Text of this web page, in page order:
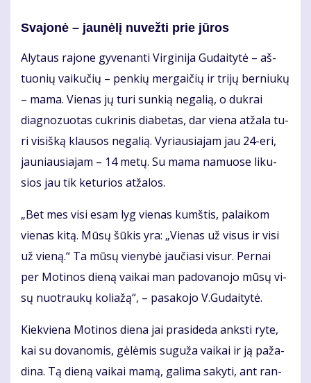
Sva­jo­nė – jau­nė­lį nu­vež­ti prie jū­ros
Aly­taus ra­jo­ne gy­ve­nan­ti Vir­gi­ni­ja Gu­dai­ty­tė – aš­
tuo­nių vai­ku­čių – pen­kių mer­gai­čių ir tri­jų ber­niu­kų
– ma­ma. Vie­nas jų tu­ri sun­kią ne­ga­lią, o duk­rai
diag­no­zuo­tas cuk­ri­nis dia­be­tas, dar vie­na at­ža­la tu­
ri vi­siš­ką klau­sos ne­ga­lią. Vy­riau­sia­jam jau 24-eri,
jau­niau­sia­jam – 14 me­tų. Su ma­ma na­muo­se li­ku­
sios jau tik ke­tu­rios at­ža­los.
„Bet mes vi­si esam lyg vie­nas kumš­tis, pa­lai­kom
vie­nas ki­tą. Mū­sų šū­kis yra: „Vie­nas už vi­sus ir vi­si
už vie­ną.“ Ta mū­sų vie­ny­bė jau­čia­si vi­sur. Per­nai
per Mo­ti­nos die­ną vai­kai man pa­do­va­no­jo mū­sų vi­
sų nuo­trau­kų ko­lia­žą“, – pa­sa­ko­jo V.Gu­dai­ty­tė.
Kiek­vie­na Mo­ti­nos die­na jai pra­si­de­da anks­ti ry­te,
kai su do­va­no­mis, gė­lė­mis su­gu­ža vai­kai ir ją pa­ža­
di­na. Tą die­ną vai­kai ma­mą, ga­li­ma sa­ky­ti, ant ran­